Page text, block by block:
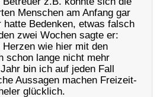
Menschen am Anfang gar
Bedenken, etwas falsch
zwei Wochen sagte er:
Herzen wie hier mit den
schon lange nicht mehr
bin ich auf jeden Fall
Aussagen machen Freizeit-
glücklich.